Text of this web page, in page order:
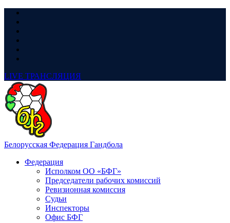
LIVE ТРАНСЛЯЦИЯ
Белорусская Федерация Гандбола
Федерация
Исполком ОО «БФГ»
Председатели рабочих комиссий
Ревизионная комиссия
Судьи
Инспекторы
Офис БФГ